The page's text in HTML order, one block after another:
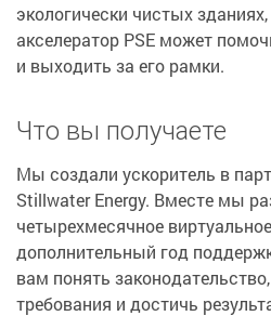
экологически чистых
акселератор PSE может
и выходить за его рамки.
Что вы получаете
Мы создали ускоритель в
Stillwater Energy. Вместе мы
четырехмесячное
дополнительный год
вам понять
требования и достичь